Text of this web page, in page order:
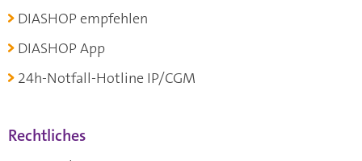
DIASHOP empfehlen
DIASHOP App
24h-Notfall-Hotline IP/CGM
Rechtliches